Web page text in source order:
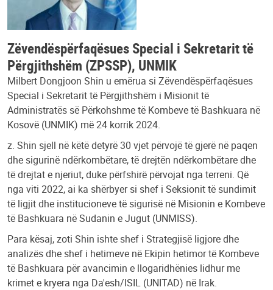
Zëvendëspërfaqësues Special i Sekretarit të
Përgjithshëm (ZPSSP), UNMIK
Milbert Dongjoon Shin u emërua si Zëvendëspërfaqësues
Special i Sekretarit të Përgjithshëm i Misionit të
Administratës së Përkohshme të Kombeve të Bashkuara në
Kosovë (UNMIK) më 24 korrik 2024.
z. Shin sjell në këtë detyrë 30 vjet përvojë të gjerë në paqen
dhe sigurinë ndërkombëtare, të drejtën ndërkombëtare dhe
të drejtat e njeriut, duke përfshirë përvojat nga terreni. Që
nga viti 2022, ai ka shërbyer si shef i Seksionit të sundimit
të ligjit dhe institucioneve të sigurisë në Misionin e Kombeve
të Bashkuara në Sudanin e Jugut (UNMISS).
Para kësaj, zoti Shin ishte shef i Strategjisë ligjore dhe
analizës dhe shef i hetimeve në Ekipin hetimor të Kombeve
të Bashkuara për avancimin e llogaridhënies lidhur me
krimet e kryera nga Da'esh/ISIL (UNITAD) në Irak.